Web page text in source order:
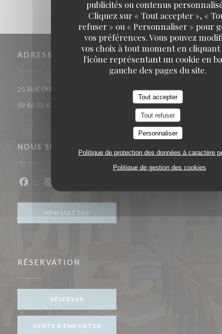
publicités ou contenus
Cliquez sur « Tout accepter », «
refuser » ou « Personnaliser » pour
vos préférences. Vous pouvez
vos choix à tout moment en
l'icône représentant un cookie en
gauche des pages du site.
Tout accepter
Tout refuser
Personnaliser
Politique de protection des données à caractère
Politique de gestion des cookies
ADRESSE
25 RUE DU ROI DE SICILE 75004 PARIS((ouvre une nouvelle
09 86 55 65 65
NOUS SUIVRE
Facebook ((ouvre une nouvelle fenêtre))
Instagram ((ouvre une nouvelle fenêtre))
NEWSLETTER
RÉSERVATION
RÉSERVER
VENTE À EMPORTER